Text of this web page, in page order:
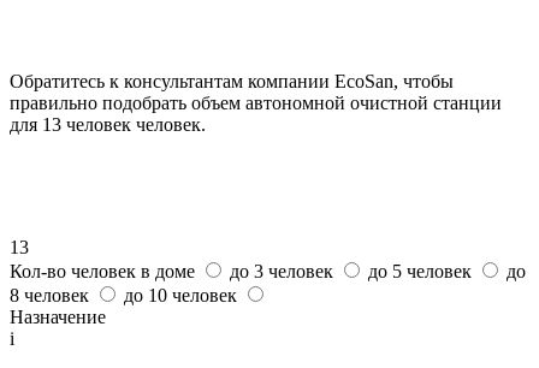
Обратитесь к консультантам компании EcoSan, чтобы
правильно подобрать объем автономной очистной станции
для 13 человек человек.
13
Кол-во человек в доме
до 3 человек до 5 человек
до
8 человек
до 10 человек
Назначение
i